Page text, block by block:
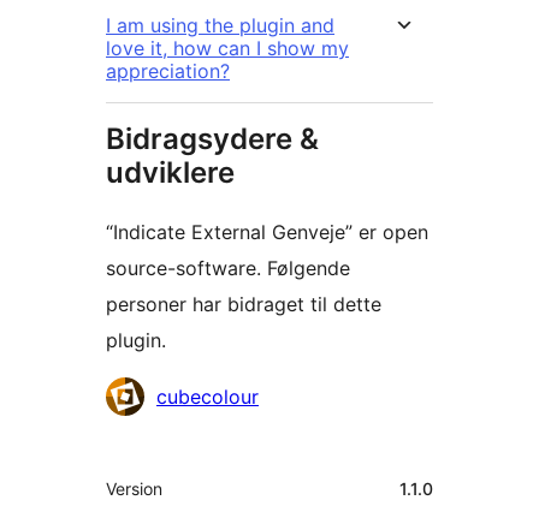
I am using the plugin and
love it, how can I show my
appreciation?
Bidragsydere &
udviklere
“Indicate External Genveje” er open
source-software. Følgende
personer har bidraget til dette
plugin.
Bidragsydere
cubecolour
Meta
Version 1.1.0